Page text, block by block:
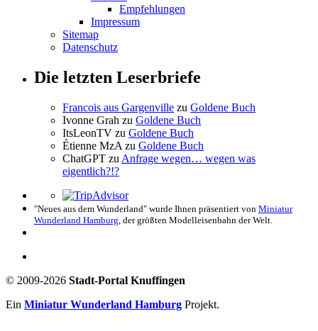
Empfehlungen
Impressum
Sitemap
Datenschutz
Die letzten Leserbriefe
Francois aus Gargenville zu Goldene Buch
Ivonne Grah zu Goldene Buch
ItsLeonTV zu Goldene Buch
Étienne MzA zu Goldene Buch
ChatGPT zu Anfrage wegen… wegen was
eigentlich?!?
"Neues aus dem Wunderland" wurde Ihnen präsentiert von Miniatur
Wunderland Hamburg , der größten Modelleisenbahn der Welt.
© 2009-2026 Stadt-Portal Knuffingen
Ein Miniatur Wunderland Hamburg Projekt.